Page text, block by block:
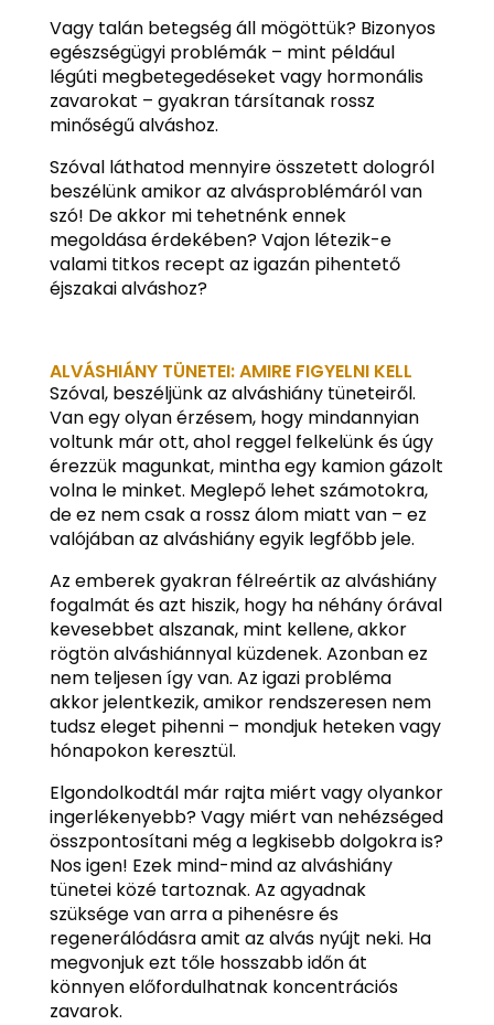
Vagy talán betegség áll mögöttük? Bizonyos
egészségügyi problémák – mint például
légúti megbetegedéseket vagy hormonális
zavarokat – gyakran társítanak rossz
minőségű alváshoz.
Szóval láthatod mennyire összetett dologról
beszélünk amikor az alvásproblémáról van
szó! De akkor mi tehetnénk ennek
megoldása érdekében? Vajon létezik-e
valami titkos recept az igazán pihentető
éjszakai alváshoz?
ALVÁSHIÁNY TÜNETEI: AMIRE FIGYELNI KELL
Szóval, beszéljünk az alváshiány tüneteiről.
Van egy olyan érzésem, hogy mindannyian
voltunk már ott, ahol reggel felkelünk és úgy
érezzük magunkat, mintha egy kamion gázolt
volna le minket. Meglepő lehet számotokra,
de ez nem csak a rossz álom miatt van – ez
valójában az alváshiány egyik legfőbb jele.
Az emberek gyakran félreértik az alváshiány
fogalmát és azt hiszik, hogy ha néhány órával
kevesebbet alszanak, mint kellene, akkor
rögtön alváshiánnyal küzdenek. Azonban ez
nem teljesen így van. Az igazi probléma
akkor jelentkezik, amikor rendszeresen nem
tudsz eleget pihenni – mondjuk heteken vagy
hónapokon keresztül.
Elgondolkodtál már rajta miért vagy olyankor
ingerlékenyebb? Vagy miért van nehézséged
összpontosítani még a legkisebb dolgokra is?
Nos igen! Ezek mind-mind az alváshiány
tünetei közé tartoznak. Az agyadnak
szüksége van arra a pihenésre és
regenerálódásra amit az alvás nyújt neki. Ha
megvonjuk ezt tőle hosszabb időn át
könnyen előfordulhatnak koncentrációs
zavarok.